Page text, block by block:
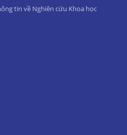
tin về Nghiên cứu Khoa học